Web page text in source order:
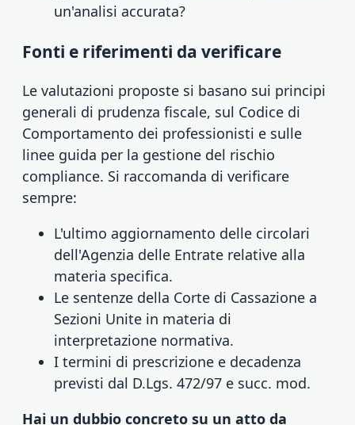
un'analisi accurata?
Fonti e riferimenti da verificare
Le valutazioni proposte si basano sui principi
generali di prudenza fiscale, sul Codice di
Comportamento dei professionisti e sulle
linee guida per la gestione del rischio
compliance. Si raccomanda di verificare
sempre:
L'ultimo aggiornamento delle circolari
dell'Agenzia delle Entrate relative alla
materia specifica.
Le sentenze della Corte di Cassazione a
Sezioni Unite in materia di
interpretazione normativa.
I termini di prescrizione e decadenza
previsti dal D.Lgs. 472/97 e succ. mod.
Hai un dubbio concreto su un atto da